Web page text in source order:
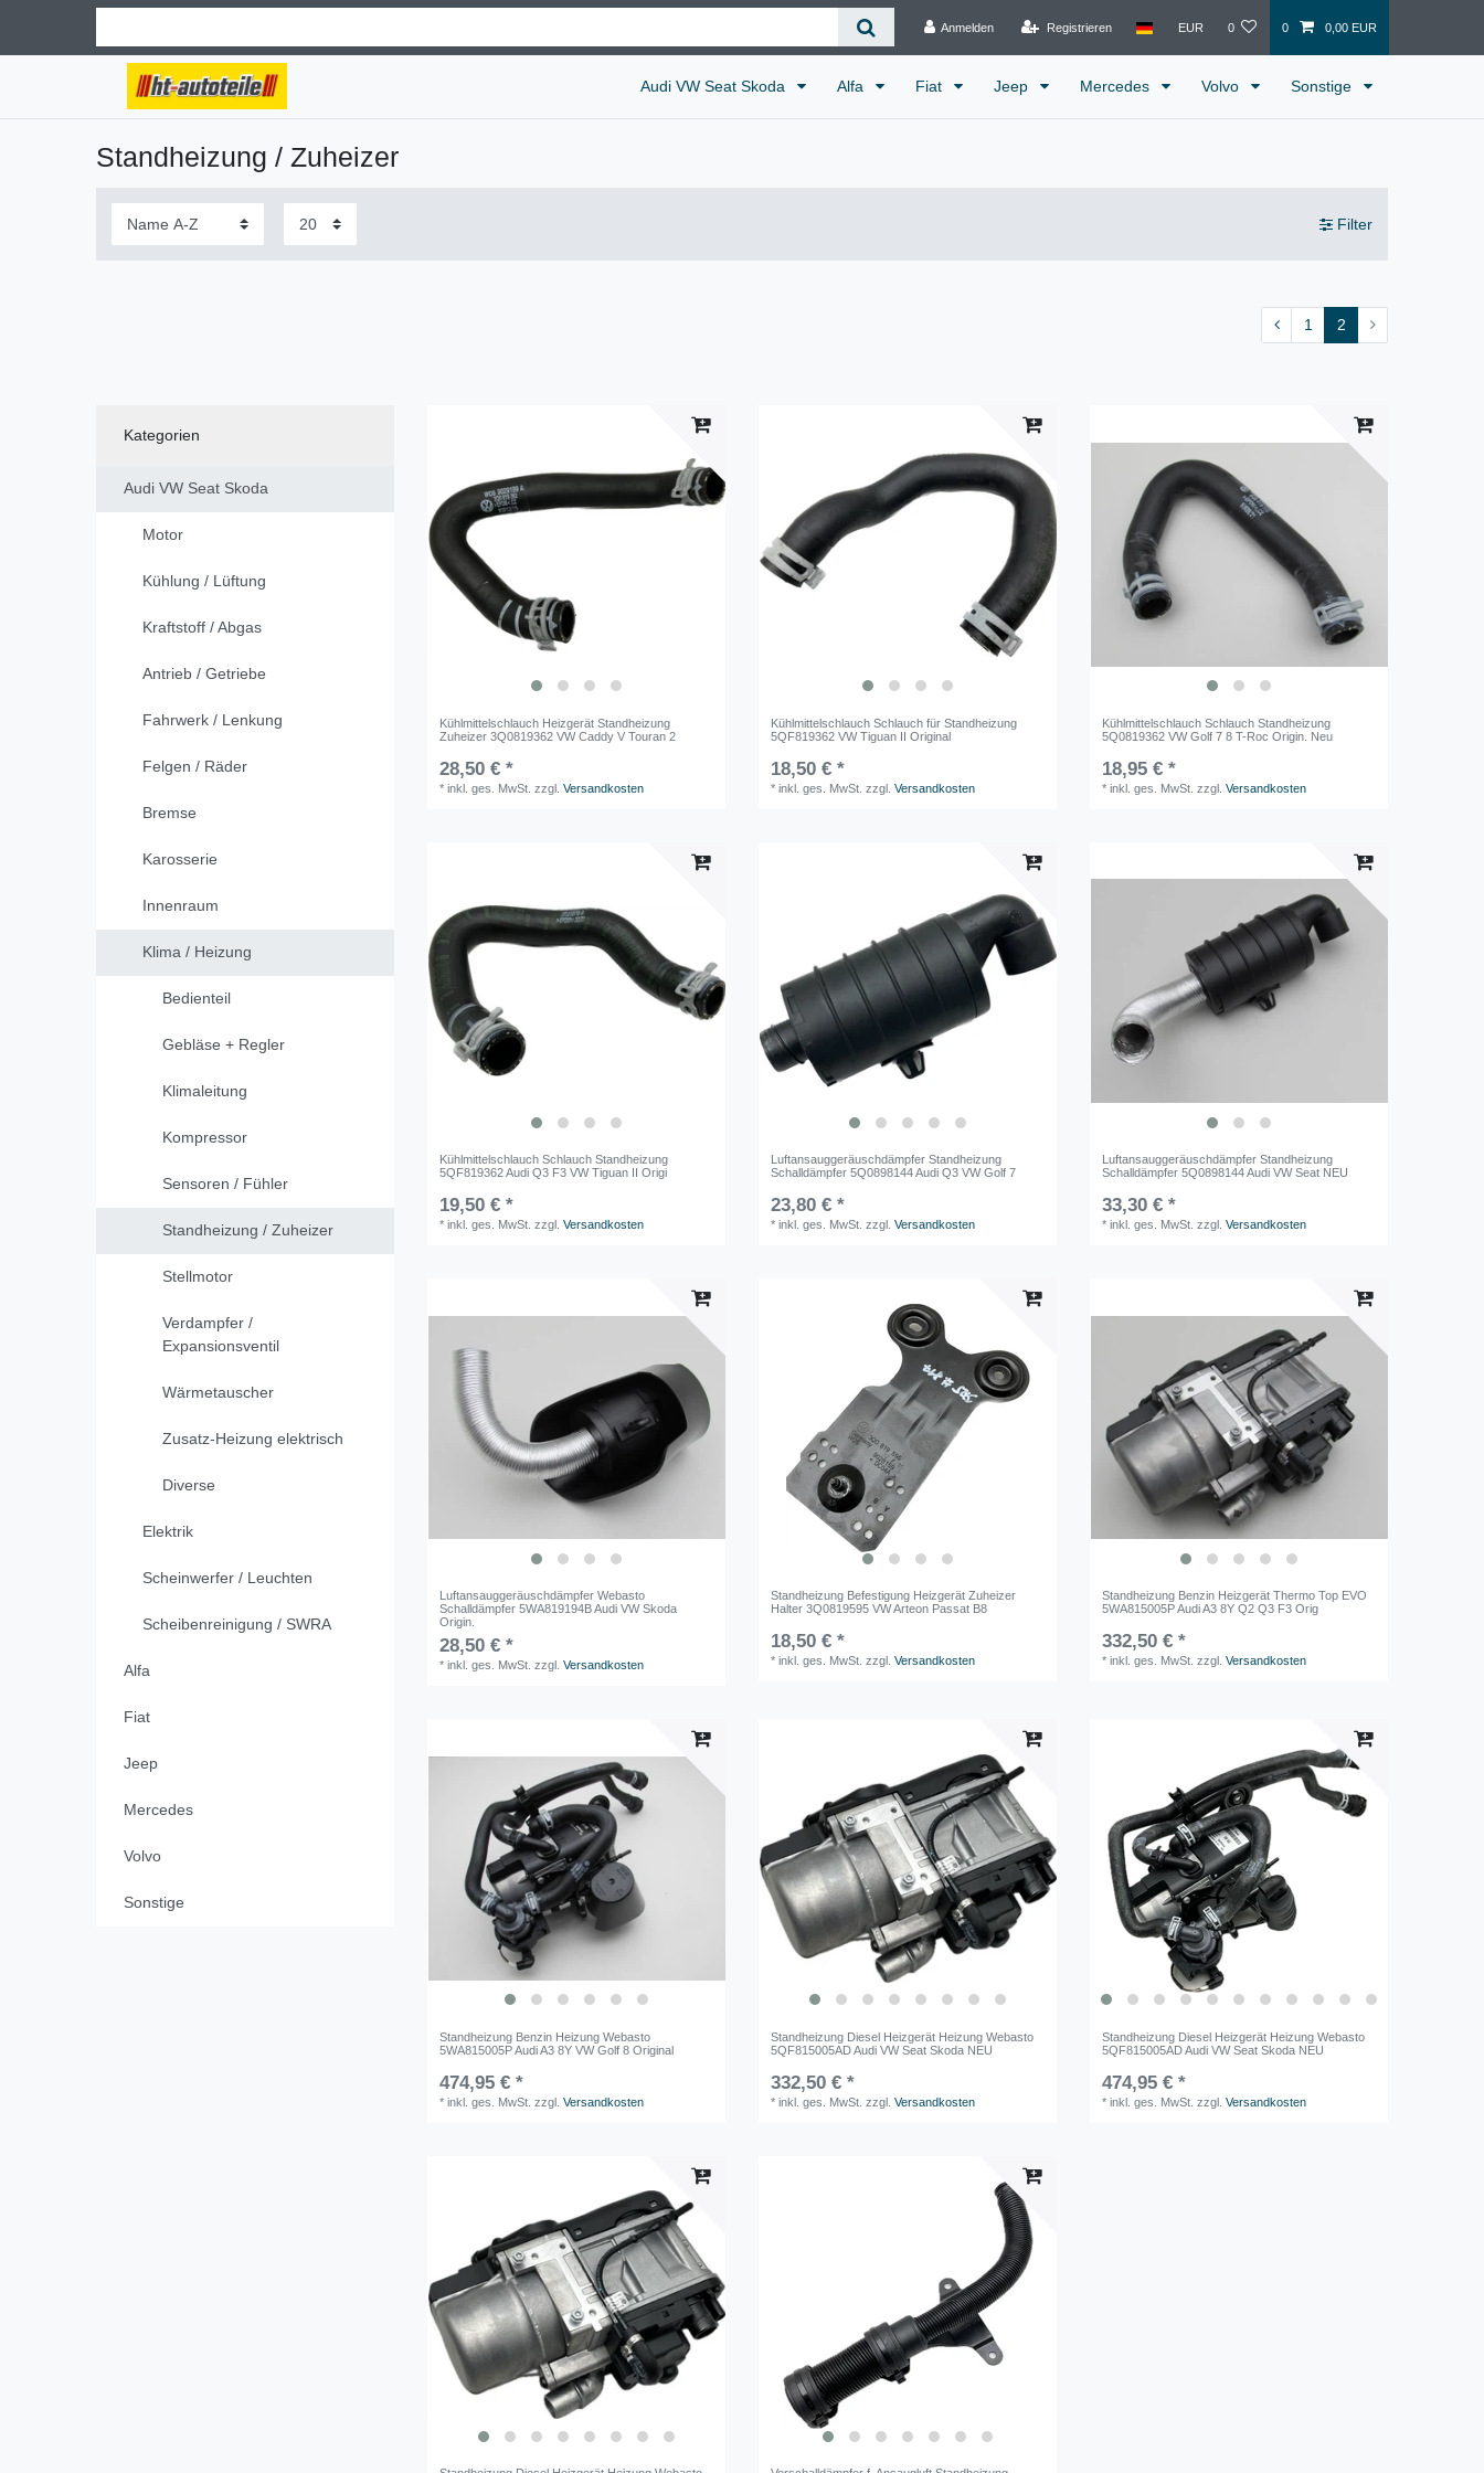
Anmelden Registrieren EUR 0 0 0,00 EUR
Audi VW Seat Skoda Alfa Fiat Jeep Mercedes Volvo Sonstige
Standheizung / Zuheizer
Filter
1 2
Kategorien
Audi VW Seat Skoda
Motor
Kühlung / Lüftung
Kraftstoff / Abgas
Antrieb / Getriebe
Fahrwerk / Lenkung
Felgen / Räder
Bremse
Karosserie
Innenraum
Klima / Heizung
Bedienteil
Gebläse + Regler
Klimaleitung
Kompressor
Sensoren / Fühler
Standheizung / Zuheizer
Stellmotor
Verdampfer /
Expansionsventil
Wärmetauscher
Zusatz-Heizung elektrisch
Diverse
Elektrik
Scheinwerfer / Leuchten
Scheibenreinigung / SWRA
Alfa
Fiat
Jeep
Mercedes
Volvo
Sonstige
Kühlmittelschlauch Heizgerät Standheizung
Zuheizer 3Q0819362 VW Caddy V Touran 2
28,50 € *
*inkl. ges. MwSt. zzgl.Versandkosten
Kühlmittelschlauch Schlauch für Standheizung
5QF819362 VW Tiguan II Original
18,50 € *
*inkl. ges. MwSt. zzgl.Versandkosten
Kühlmittelschlauch Schlauch Standheizung
5Q0819362 VW Golf 7 8 T-Roc Origin. Neu
18,95 € *
*inkl. ges. MwSt. zzgl.Versandkosten
Kühlmittelschlauch Schlauch Standheizung
5QF819362 Audi Q3 F3 VW Tiguan II Origi
19,50 € *
*inkl. ges. MwSt. zzgl.Versandkosten
Luftansauggeräuschdämpfer Standheizung
Schalldämpfer 5Q0898144 Audi Q3 VW Golf 7
23,80 € *
*inkl. ges. MwSt. zzgl.Versandkosten
Luftansauggeräuschdämpfer Standheizung
Schalldämpfer 5Q0898144 Audi VW Seat NEU
33,30 € *
*inkl. ges. MwSt. zzgl.Versandkosten
Luftansauggeräuschdämpfer Webasto
Schalldämpfer 5WA819194B Audi VW Skoda
Origin.
28,50 € *
*inkl. ges. MwSt. zzgl.Versandkosten
Standheizung Befestigung Heizgerät Zuheizer
Halter 3Q0819595 VW Arteon Passat B8
18,50 € *
*inkl. ges. MwSt. zzgl.Versandkosten
Standheizung Benzin Heizgerät Thermo Top EVO
5WA815005P Audi A3 8Y Q2 Q3 F3 Orig
332,50 € *
*inkl. ges. MwSt. zzgl.Versandkosten
Standheizung Benzin Heizung Webasto
5WA815005P Audi A3 8Y VW Golf 8 Original
474,95 € *
*inkl. ges. MwSt. zzgl.Versandkosten
Standheizung Diesel Heizgerät Heizung Webasto
5QF815005AD Audi VW Seat Skoda NEU
332,50 € *
*inkl. ges. MwSt. zzgl.Versandkosten
Standheizung Diesel Heizgerät Heizung Webasto
5QF815005AD Audi VW Seat Skoda NEU
474,95 € *
*inkl. ges. MwSt. zzgl.Versandkosten